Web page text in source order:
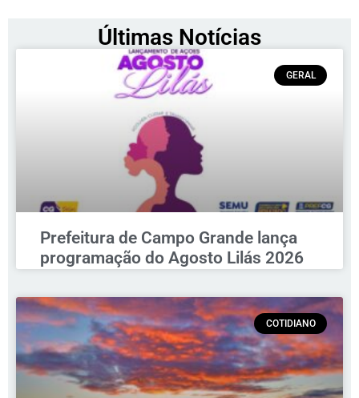
Últimas Notícias
GERAL
Prefeitura de Campo Grande lança
programação do Agosto Lilás 2026
COTIDIANO